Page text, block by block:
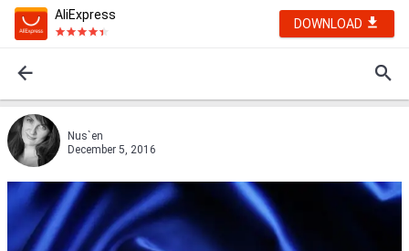
AliExpress
DOWNLOAD
Nus`en
December 5, 2016